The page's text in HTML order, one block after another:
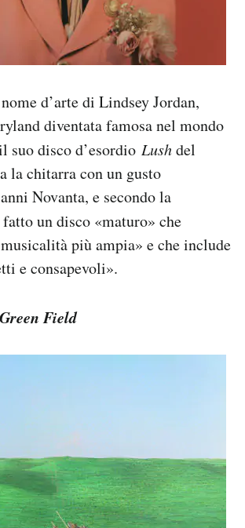
d’arte di Lindsey Jordan,
diventata famosa nel mondo
suo disco d’esordio Lushdel
la chitarra con un gusto
Novanta, e secondo la
fatto un disco «maturo» che
più ampia» e che include
e consapevoli».
Field